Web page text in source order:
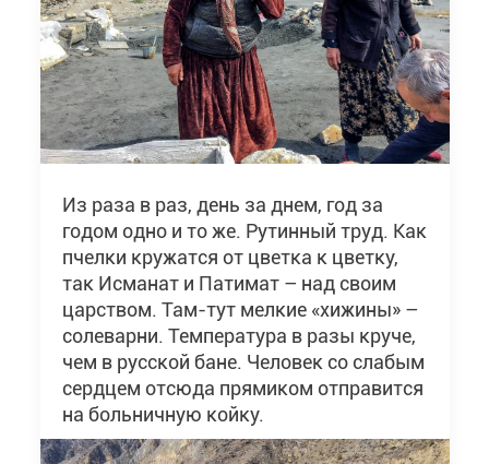
Из раза в раз, день за днем, год за
годом одно и то же. Рутинный труд. Как
пчелки кружатся от цветка к цветку,
так Исманат и Патимат – над своим
царством. Там-тут мелкие «хижины» –
солеварни. Температура в разы круче,
чем в русской бане. Человек со слабым
сердцем отсюда прямиком отправится
на больничную койку.